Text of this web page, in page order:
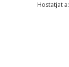
Comentari *
Hostatjat a: